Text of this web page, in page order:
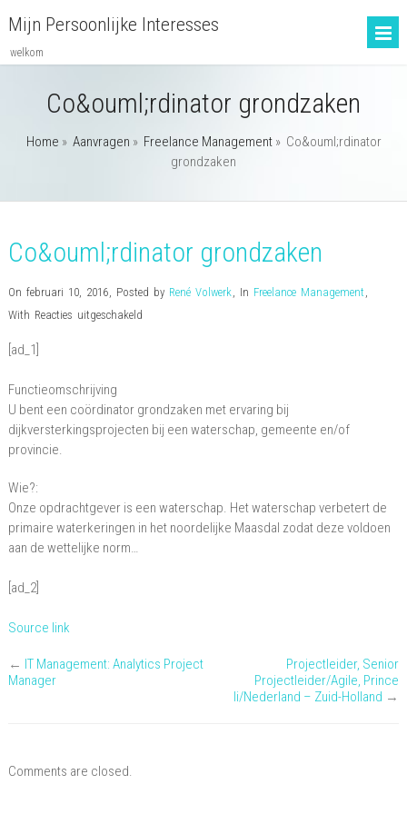
Mijn Persoonlijke Interesses
welkom
Co&ouml;rdinator grondzaken
Home » Aanvragen » Freelance Management» Co&ouml;rdinator
grondzaken
Co&ouml;rdinator grondzaken
On februari 10, 2016, Posted by René Volwerk, In Freelance Management ,
With Reacties uitgeschakeldvoor
[ad_1]
Functieomschrijving
U bent een coördinator grondzaken met ervaring bij
dijkversterkingsprojecten bij een waterschap, gemeente en/of
provincie.
Wie?:
Onze opdrachtgever is een waterschap. Het waterschap verbetert de
primaire waterkeringen in het noordelijke Maasdal zodat deze voldoen
aan de wettelijke norm…
[ad_2]
Source link
← IT Management: Analytics Project
Manager
Projectleider, Senior
Projectleider/Agile, Prince
Ii/Nederland – Zuid-Holland →
Comments are closed.